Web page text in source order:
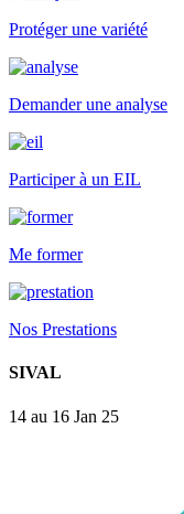
Protéger une variété
Demander une analyse
Participer à un EIL
Me former
Nos Prestations
SIVAL
14 au 16 Jan 25